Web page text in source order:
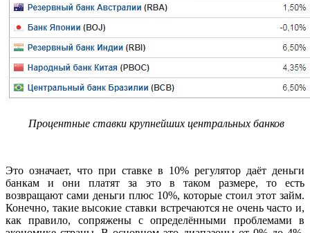
Процентные ставки крупнейших центральных банков
Это означает, что при ставке в 10% регулятор даёт деньги
банкам и они платят за это в таком размере, то есть
возвращают сами деньги плюс 10%, которые стоил этот займ.
Конечно, такие высокие ставки встречаются не очень часто и,
как правило, сопряжены с определёнными проблемами в